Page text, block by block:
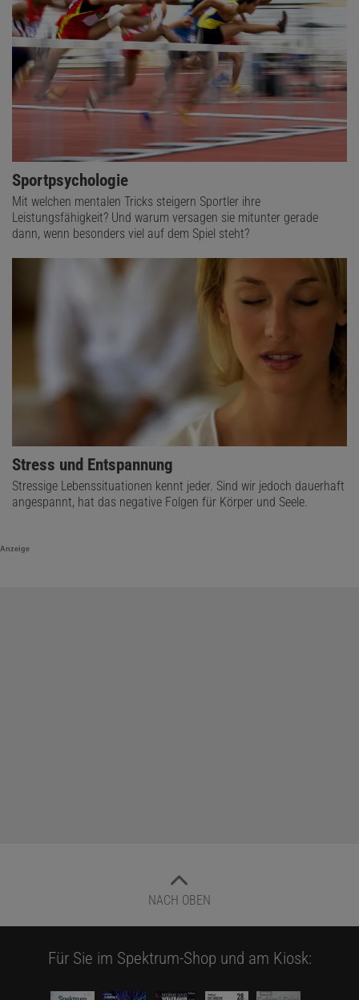
Sportpsychologie
Mit welchen mentalen Tricks steigern Sportler ihre
Leistungsfähigkeit? Und warum versagen sie mitunter gerade
dann, wenn besonders viel auf dem Spiel steht?
Stress und Entspannung
Stressige Lebenssituationen kennt jeder. Sind wir jedoch dauerhaft
angespannt, hat das negative Folgen für Körper und Seele.
Anzeige
NACH OBEN
Für Sie im Spektrum-Shop und am Kiosk: